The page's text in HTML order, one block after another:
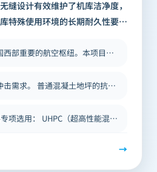
缝设计有效维护了机库洁净度，
特殊使用环境的长期耐久性要
表性工程实践…
成都是中国西部重要的航空枢纽。本项目为空客全生命周期服务（中国）在成都设立的飞机MRO（维修、修理与大修）设施，承担…
高承载与耐冲击需求。 普通混凝土地坪的抗压强度通常在30—60MPa，在飞机机身高集中荷载及维修设备反复冲击荷载下，…
UHPC材料专项选用： UHPC（超高性能混凝土）的核心性能参数远超普通混凝土：抗压强度达120MPa以上，抗弯强度…
→